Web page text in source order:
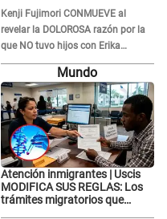
Kenji Fujimori CONMUEVE al
revelar la DOLOROSA razón por la
que NO tuvo hijos con Erika
Muñoz: "Por el proceso judicial..."
Mundo
Atención inmigrantes | Uscis
MODIFICA SUS REGLAS: Los
trámites migratorios que